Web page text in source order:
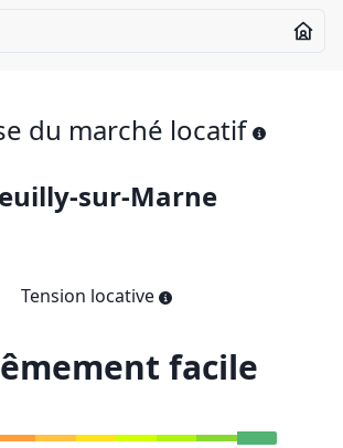
du marché locatif
sur-Marne
Tension locative
facile